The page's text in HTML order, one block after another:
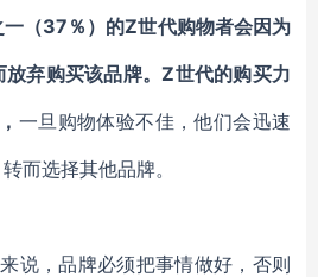
一（37％） 的Z世代购物者会因为
放弃购买该品牌。Z世代的购买力
一旦购物体验不佳，他们会迅速
转而选择其他品牌。
说，品牌必须把事情做好，否则